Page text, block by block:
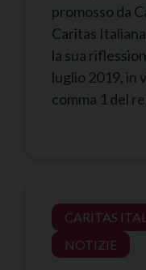
promosso da
Caritas
la sua
luglio 2019, in
comma 1 del
CARITAS
NOTIZIE